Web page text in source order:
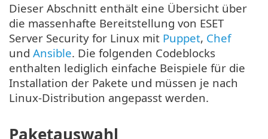
Dieser Abschnitt enthält eine Übersicht über
die massenhafte Bereitstellung von ESET
Server Security for Linux mit Puppet, Chef
und Ansible. Die folgenden Codeblocks
enthalten lediglich einfache Beispiele für die
Installation der Pakete und müssen je nach
Linux-Distribution angepasst werden.
Paketauswahl